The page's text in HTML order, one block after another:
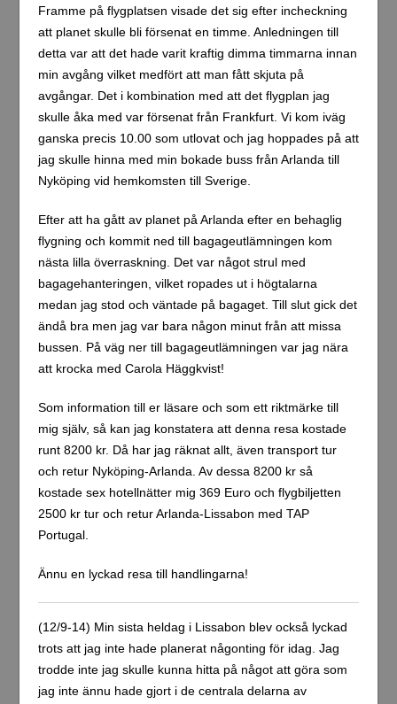
Framme på flygplatsen visade det sig efter incheckning
att planet skulle bli försenat en timme. Anledningen till
detta var att det hade varit kraftig dimma timmarna innan
min avgång vilket medfört att man fått skjuta på
avgångar. Det i kombination med att det flygplan jag
skulle åka med var försenat från Frankfurt. Vi kom iväg
ganska precis 10.00 som utlovat och jag hoppades på att
jag skulle hinna med min bokade buss från Arlanda till
Nyköping vid hemkomsten till Sverige.
Efter att ha gått av planet på Arlanda efter en behaglig
flygning och kommit ned till bagageutlämningen kom
nästa lilla överraskning. Det var något strul med
bagagehanteringen, vilket ropades ut i högtalarna
medan jag stod och väntade på bagaget. Till slut gick det
ändå bra men jag var bara någon minut från att missa
bussen. På väg ner till bagageutlämningen var jag nära
att krocka med Carola Häggkvist!
Som information till er läsare och som ett riktmärke till
mig själv, så kan jag konstatera att denna resa kostade
runt 8200 kr. Då har jag räknat allt, även transport tur
och retur Nyköping-Arlanda. Av dessa 8200 kr så
kostade sex hotellnätter mig 369 Euro och flygbiljetten
2500 kr tur och retur Arlanda-Lissabon med TAP
Portugal.
Ännu en lyckad resa till handlingarna!
(12/9-14) Min sista heldag i Lissabon blev också lyckad
trots att jag inte hade planerat någonting för idag. Jag
trodde inte jag skulle kunna hitta på något att göra som
jag inte ännu hade gjort i de centrala delarna av